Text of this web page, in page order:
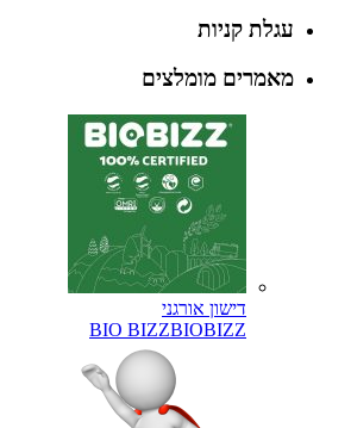
עגלת קניות
מאמרים מומלצים
דישון אורגני
BIO BIZZBIOBIZZ